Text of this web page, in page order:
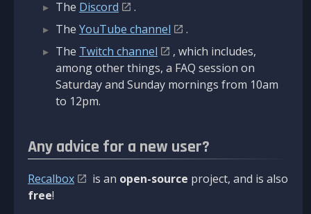
The Discord
.
The YouTube channel
.
The Twitch channel
, which includes,
among other things, a FAQ session on
Saturday and Sunday mornings from 10am
to 12pm.
Any advice for a new user?
Recalbox is an open-source project, and is also
free!